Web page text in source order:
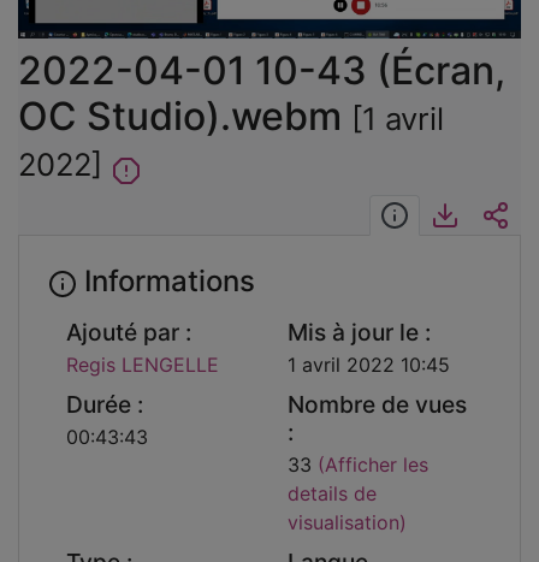
vidéo
2022-04-01 10-43 (Écran,
OC Studio).webm [1 avril
2022]
Informations
Informations
Ajouté par :
Regis LENGELLE
Mis à jour le :
1 avril 2022 10:45
Durée :
00:43:43
Nombre de vues
:
33 (Afficher les
details de
visualisation)